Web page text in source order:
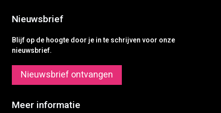
Nieuwsbrief
Blijf op de hoogte door je in te schrijven voor onze
nieuwsbrief.
Nieuwsbrief ontvangen
Meer informatie